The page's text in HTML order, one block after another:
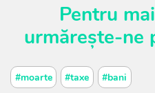
Pentru
urmărește-ne
#moarte #taxe #bani